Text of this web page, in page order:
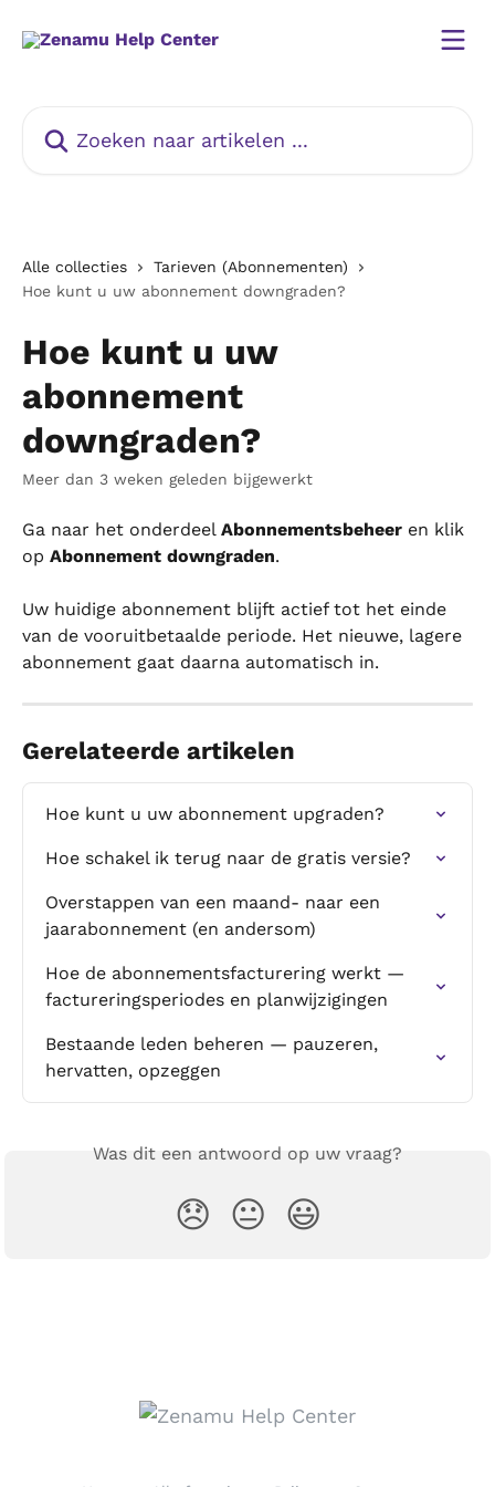
Alle collecties
Tarieven (Abonnementen)
Hoe kunt u uw abonnement downgraden?
Hoe kunt u uw
abonnement
downgraden?
Meer dan 3 weken geleden bijgewerkt
Ga naar het onderdeel Abonnementsbeheer en klik
op Abonnement downgraden.
Uw huidige abonnement blijft actief tot het einde
van de vooruitbetaalde periode. Het nieuwe, lagere
abonnement gaat daarna automatisch in.
Gerelateerde artikelen
Hoe kunt u uw abonnement upgraden?
Hoe schakel ik terug naar de gratis versie?
Overstappen van een maand- naar een
jaarabonnement (en andersom)
Hoe de abonnementsfacturering werkt —
factureringsperiodes en planwijzigingen
Bestaande leden beheren — pauzeren,
hervatten, opzeggen
Was dit een antwoord op uw vraag?
😞 😐 😃